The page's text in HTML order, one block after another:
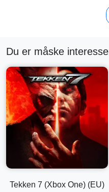
Du er måske
Tekken 7 (Xbox One) (EU)